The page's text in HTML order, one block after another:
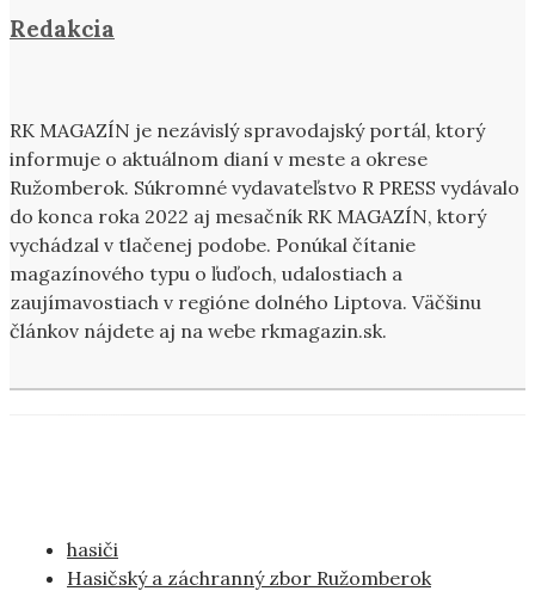
Redakcia
RK MAGAZÍN je nezávislý spravodajský portál, ktorý
informuje o aktuálnom dianí v meste a okrese
Ružomberok. Súkromné vydavateľstvo R PRESS vydávalo
do konca roka 2022 aj mesačník RK MAGAZÍN, ktorý
vychádzal v tlačenej podobe. Ponúkal čítanie
magazínového typu o ľuďoch, udalostiach a
zaujímavostiach v regióne dolného Liptova. Väčšinu
článkov nájdete aj na webe rkmagazin.sk.
hasiči
Hasičský a záchranný zbor Ružomberok